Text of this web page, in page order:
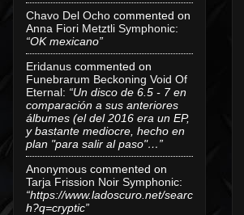
Chavo Del Ocho commented on
Anna Fiori Metztli Symphonic:
“OK mexicano”
Eridanus commented on
Funebrarum Beckoning Void Of
Eternal: “Un disco de 6.5 - 7 en
comparación a sus anteriores
álbumes (el del 2016 era un EP,
y bastante mediocre, hecho en
plan "para salir al paso"…”
Anonymous commented on
Tarja Frission Noir Symphonic:
“https://www.ladoscuro.net/searc
h?q=cryptic”